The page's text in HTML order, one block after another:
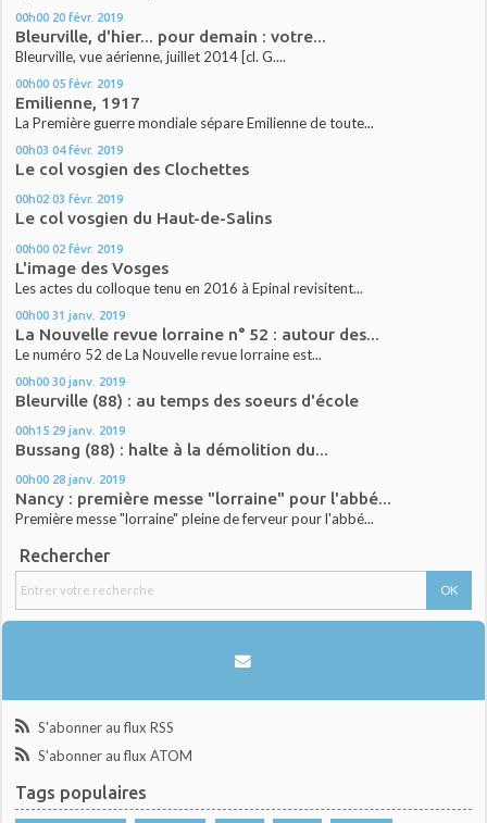
00h00 20 févr. 2019
Bleurville, d'hier... pour demain : votre...
Bleurville, vue aérienne, juillet 2014 [cl. G....
00h00 05 févr. 2019
Emilienne, 1917
La Première guerre mondiale sépare Emilienne de toute...
00h03 04 févr. 2019
Le col vosgien des Clochettes
00h02 03 févr. 2019
Le col vosgien du Haut-de-Salins
00h00 02 févr. 2019
L'image des Vosges
Les actes du colloque tenu en 2016 à Epinal revisitent...
00h00 31 janv. 2019
La Nouvelle revue lorraine n° 52 : autour des...
Le numéro 52 de La Nouvelle revue lorraine est...
00h00 30 janv. 2019
Bleurville (88) : au temps des soeurs d'école
00h15 29 janv. 2019
Bussang (88) : halte à la démolition du...
00h00 28 janv. 2019
Nancy : première messe "lorraine" pour l'abbé...
Première messe "lorraine" pleine de ferveur pour l'abbé...
Rechercher
S'abonner au flux RSS
S'abonner au flux ATOM
Tags populaires